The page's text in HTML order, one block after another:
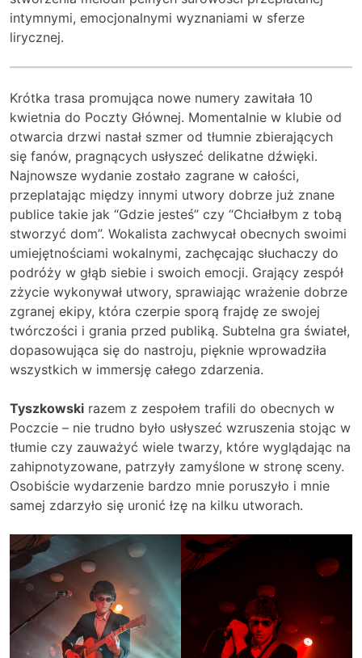
intymnymi, emocjonalnymi wyznaniami w sferze
lirycznej.
Krótka trasa promująca nowe numery zawitała 10
kwietnia do Poczty Głównej. Momentalnie w klubie od
otwarcia drzwi nastał szmer od tłumnie zbierających
się fanów, pragnących usłyszeć delikatne dźwięki.
Najnowsze wydanie zostało zagrane w całości,
przeplatając między innymi utwory dobrze już znane
publice takie jak “Gdzie jesteś” czy “Chciałbym z tobą
stworzyć dom”. Wokalista zachwycał obecnych swoimi
umiejętnościami wokalnymi, zachęcając słuchaczy do
podróży w głąb siebie i swoich emocji. Grający zespół
zżycie wykonywał utwory, sprawiając wrażenie dobrze
zgranej ekipy, która czerpie sporą frajdę ze swojej
twórczości i grania przed publiką. Subtelna gra świateł,
dopasowująca się do nastroju, pięknie wprowadziła
wszystkich w immersję całego zdarzenia.
Tyszkowski razem z zespołem trafili do obecnych w
Poczcie – nie trudno było usłyszeć wzruszenia stojąc w
tłumie czy zauważyć wiele twarzy, które wyglądając na
zahipnotyzowane, patrzyły zamyślone w stronę sceny.
Osobiście wydarzenie bardzo mnie poruszyło i mnie
samej zdarzyło się uronić łzę na kilku utworach.